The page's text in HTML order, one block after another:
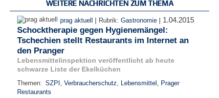
WEITERE NACHRICHTEN ZUM THEMA
prag aktuell | Rubrik: Gastronomie | 1.04.2015
Schocktherapie gegen Hygienemängel:
Tschechien stellt Restaurants im Internet an
den Pranger
Lebensmittelinspektion veröffentlicht ab heute
schwarze Liste der Ekelküchen
Themen: SZPI , Verbraucherschutz, Lebensmittel , Prager
Restaurants